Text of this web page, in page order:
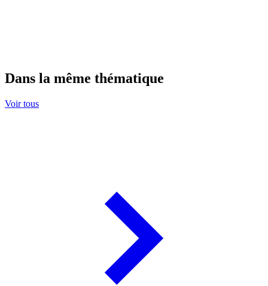
Dans la même thématique
Voir tous